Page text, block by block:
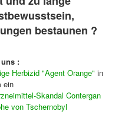
bestaunen ?
:
Herbizid "Agent Orange" in
ein
Skandal Contergan
von Tschernobyl